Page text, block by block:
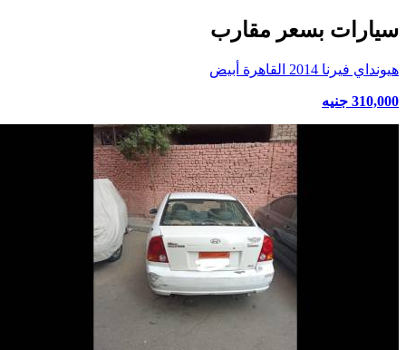
سيارات بسعر مقارب
هيونداي فيرنا 2014 القاهرة أبيض
310,000 جنيه